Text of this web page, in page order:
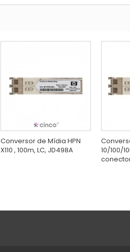
Conversor de Mídia HPN
X110 , 100m, LC, JD498A
10/100/
conector